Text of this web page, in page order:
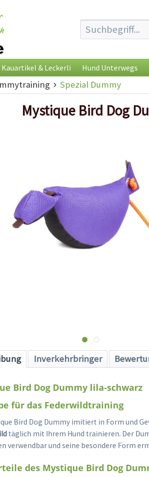
Kauartikel & Leckerli Hund Unterwegs
Spezial Dummy
Mystique Bird Dog
Inverkehrbringer
Bird Dog Dummy lila-schwarz
für das Federwildtraining
Bird Dog Dummy imitiert in Form und
täglich mit Ihrem Hund trainieren. Der
verwendbar und seine besondere Form
des Mystique Bird Dog